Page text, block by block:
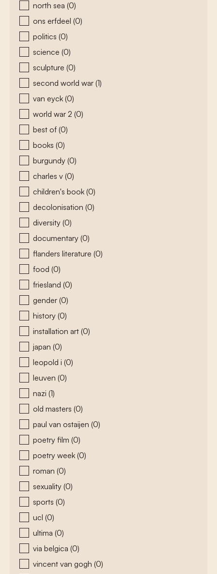
north sea (0)
ons erfdeel (0)
politics (0)
science (0)
sculpture (0)
second world war (1)
van eyck (0)
world war 2 (0)
best of (0)
books (0)
burgundy (0)
charles v (0)
children's book (0)
decolonisation (0)
diversity (0)
documentary (0)
flanders literature (0)
food (0)
friesland (0)
gender (0)
history (0)
installation art (0)
japan (0)
leopold i (0)
leuven (0)
nazi (1)
old masters (0)
paul van ostaijen (0)
poetry film (0)
poetry week (0)
roman (0)
sexuality (0)
sports (0)
ucl (0)
ultima (0)
via belgica (0)
vincent van gogh (0)